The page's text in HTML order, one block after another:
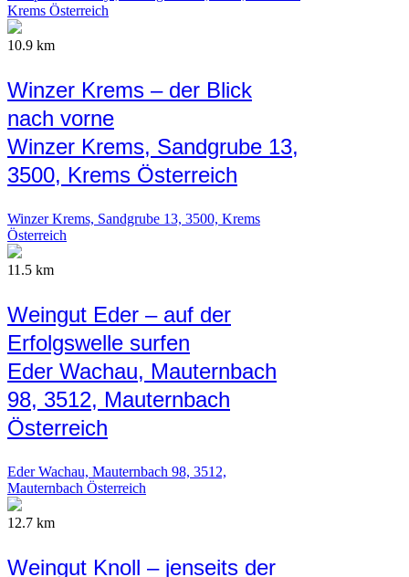
Krems Österreich
10.9 km
Winzer Krems – der Blick
nach vorne
Winzer Krems, Sandgrube 13,
3500, Krems Österreich
Winzer Krems, Sandgrube 13, 3500, Krems
Österreich
11.5 km
Weingut Eder – auf der
Erfolgswelle surfen
Eder Wachau, Mauternbach
98, 3512, Mauternbach
Österreich
Eder Wachau, Mauternbach 98, 3512,
Mauternbach Österreich
12.7 km
Weingut Knoll – jenseits der